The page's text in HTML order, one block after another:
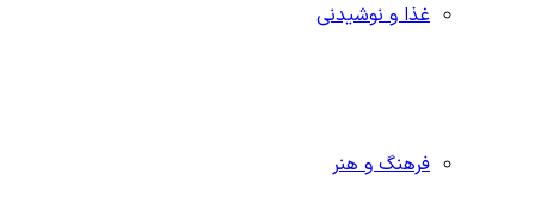
غذا و نوشیدنی
فرهنگ و هنر